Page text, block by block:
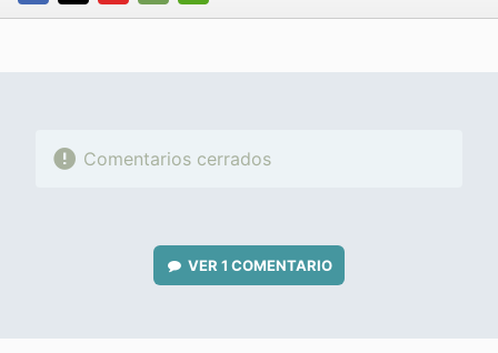
FACEBOOK
TWITTERFLIPBOARD
E-
WHATSAPP
Comentarios cerrados
VER 1 COMENTARIO